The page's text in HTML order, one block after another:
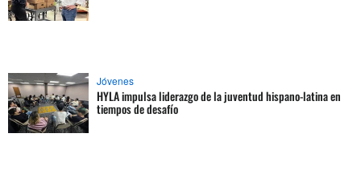
Jóvenes
HYLA impulsa liderazgo de la juventud hispano-latina en
tiempos de desafío